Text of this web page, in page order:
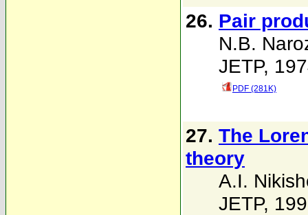
26. Pair
N.B.
JETP,
PDF (281K)
27. The
theory
A.I.
JETP,